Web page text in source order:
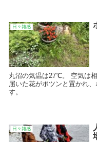
日々雑感
丸沼の気温は27℃。 空気は
届いた花がポツンと置かれ
す。
日々雑感